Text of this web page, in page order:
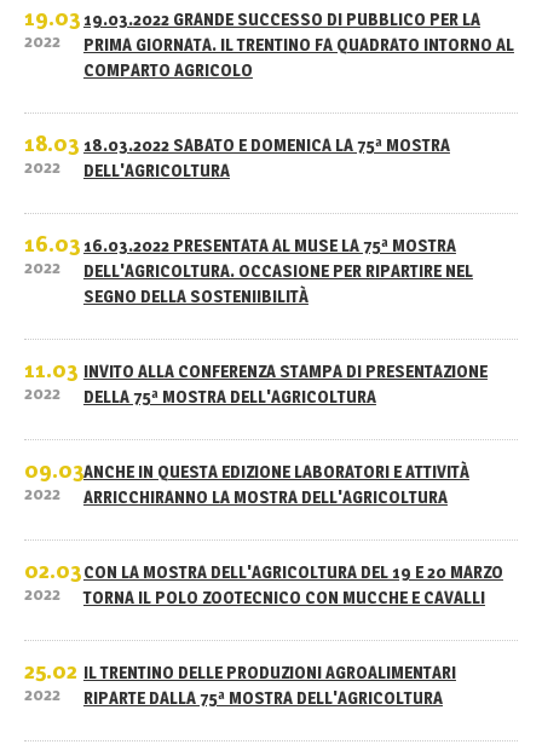
19.03
2022
19.03.2022 GRANDE SUCCESSO DI PUBBLICO PER LA
PRIMA GIORNATA. IL TRENTINO FA QUADRATO INTORNO AL
COMPARTO AGRICOLO
18.03
2022
18.03.2022 SABATO E DOMENICA LA 75ª MOSTRA
DELL'AGRICOLTURA
16.03
2022
16.03.2022 PRESENTATA AL MUSE LA 75ª MOSTRA
DELL'AGRICOLTURA. OCCASIONE PER RIPARTIRE NEL
SEGNO DELLA SOSTENIIBILITÀ
11.03
2022
INVITO ALLA CONFERENZA STAMPA DI PRESENTAZIONE
DELLA 75ª MOSTRA DELL'AGRICOLTURA
09.03
2022
ANCHE IN QUESTA EDIZIONE LABORATORI E ATTIVITÀ
ARRICCHIRANNO LA MOSTRA DELL'AGRICOLTURA
02.03
2022
CON LA MOSTRA DELL'AGRICOLTURA DEL 19 E 20 MARZO
TORNA IL POLO ZOOTECNICO CON MUCCHE E CAVALLI
25.02
2022
IL TRENTINO DELLE PRODUZIONI AGROALIMENTARI
RIPARTE DALLA 75ª MOSTRA DELL'AGRICOLTURA